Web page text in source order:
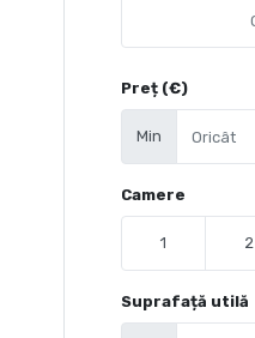
Preț (€)
Min
Camere
1 2
Suprafață utilă